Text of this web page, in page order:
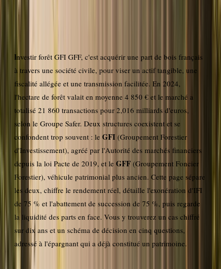
Investir forêt GFI GFF, c'est acquérir une part de bois français
à travers une société civile, pour viser un actif tangible, une
fiscalité allégée et une transmission facilitée. En 2024,
l'hectare de forêt valait en moyenne 4 850 € et le marché a
totalisé 21 860 transactions pour 2,016 milliards d'euros,
selon le Groupe Safer. Deux structures coexistent et se
confondent trop souvent : le GFI (Groupement Forestier
d'Investissement), agréé par l'Autorité des marchés financiers
depuis la loi Pacte de 2019, et le GFF (Groupement Foncier
Forestier), véhicule patrimonial plus ancien. Cette page sépare
les deux, chiffre le rendement réel, détaille l'exonération d'IFI
de 75 % et l'abattement de succession de 75 %, puis regarde
la liquidité des parts en face. Vous y trouverez un cas chiffré
sur dix ans et un schéma de décision en cinq questions,
adressé à l'épargnant qui a déjà constitué un patrimoine.